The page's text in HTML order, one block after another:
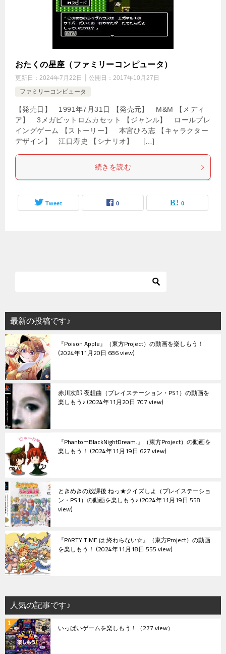
おたくの星座（ファミリーコンピュータ）
更新日： 2024年7月22日 公開日： 2017年10月27日
ファミリーコンピュータ
【発売日】 1991年7月31日 【発売元】 M&M 【メディ
ア】 3メガビットロムカセット 【ジャンル】 ロールプレ
イングゲーム 【ストーリー】 本宮ひろ志 【キャラクター
デザイン】 江口寿史 【シナリオ】 […]
続きを読む
Tweet 0 0
最新の投稿です♪
『Poison Apple』（東方Project）の動画を楽しもう！
2024年11月20日 686 view
赤川次郎 夜想曲（プレイステーション・PS1）の動画を
楽しもう♪ 2024年11月20日 707 view
『PhantomBlackNightDream.』（東方Project）の動画を
楽しもう！ 2024年11月19日 627 view
ときめきの放課後 ねっ★クイズしよ（プレイステーショ
ン・PS1）の動画を楽しもう♪ 2024年11月19日 558
view
『PARTY TIME は 終わらない☆』（東方Project）の動画
を楽しもう！ 2024年11月18日 555 view
人気の記事です♪
いっぱいゲームを楽しもう！ （277 view）